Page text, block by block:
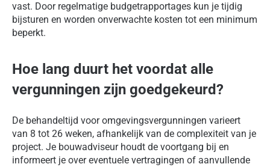
vast. Door regelmatige budgetrapportages kun je tijdig
bijsturen en worden onverwachte kosten tot een minimum
beperkt.
Hoe lang duurt het voordat alle
vergunningen zijn goedgekeurd?
De behandeltijd voor omgevingsvergunningen varieert
van 8 tot 26 weken, afhankelijk van de complexiteit van je
project. Je bouwadviseur houdt de voortgang bij en
informeert je over eventuele vertragingen of aanvullende